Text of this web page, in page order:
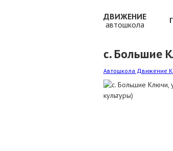
ДВИЖЕНИЕ
автошкола
с. Большие
Автошкола Движение